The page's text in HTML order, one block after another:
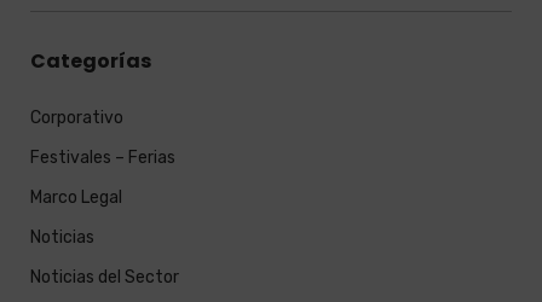
Categorías
Corporativo
Festivales – Ferias
Marco Legal
Noticias
Noticias del Sector